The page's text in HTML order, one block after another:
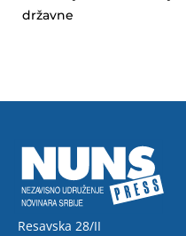
državne
Resavska 28/II